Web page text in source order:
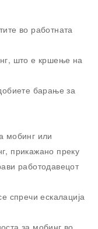
во работната
што е кршење на
барање за
мобинг или
прикажано преку
работодавецот
спречи ескалација
за мобинг во